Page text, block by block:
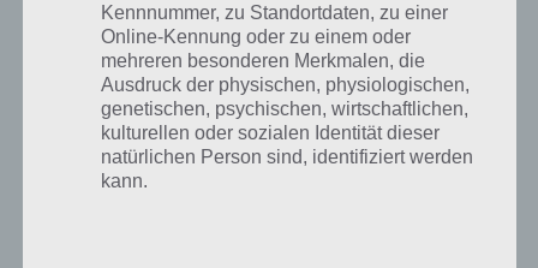
App für iPhone, iPad und iPod Touch im
iTunes App Store
Lumi gibt es derzeit kostenlos für iOS, wenn auch nur für kurze Zeit.
Aber auch wenn die App wieder ein paar Cent kostet, können wir
Lumi ruhigen Gewissens empfehlen, denn zahlreiche Level und ein
Kennnummer, zu Standortdaten, zu einer
Online-Kennung oder zu einem oder
mehreren besonderen Merkmalen, die
Ausdruck der physischen, physiologischen,
genetischen, psychischen, wirtschaftlichen,
kulturellen oder sozialen Identität dieser
natürlichen Person sind, identifiziert werden
kann.